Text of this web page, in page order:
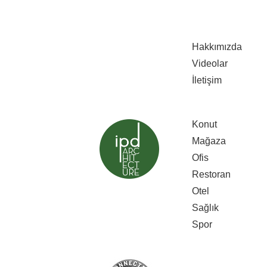
Hakkımızda
Videolar
İletişim
Konut
Mağaza
Ofis
Restoran
Otel
Sağlık
Spor